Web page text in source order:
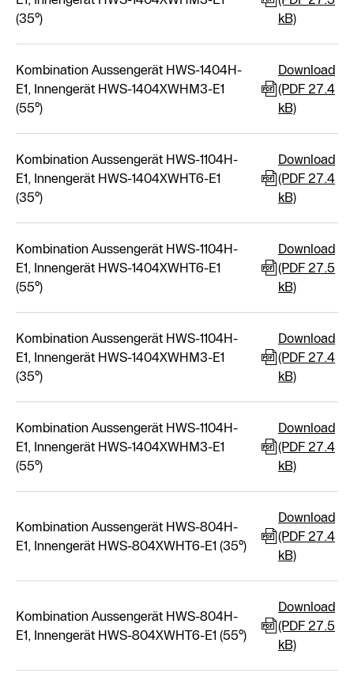
(35°)
kB)
Kombination Aussengerät HWS-1404H-
E1, Innengerät HWS-1404XWHM3-E1
(55°)
Download
(PDF 27.4
kB)
Kombination Aussengerät HWS-1104H-
E1, Innengerät HWS-1404XWHT6-E1
(35°)
Download
(PDF 27.4
kB)
Kombination Aussengerät HWS-1104H-
E1, Innengerät HWS-1404XWHT6-E1
(55°)
Download
(PDF 27.5
kB)
Kombination Aussengerät HWS-1104H-
E1, Innengerät HWS-1404XWHM3-E1
(35°)
Download
(PDF 27.4
kB)
Kombination Aussengerät HWS-1104H-
E1, Innengerät HWS-1404XWHM3-E1
(55°)
Download
(PDF 27.4
kB)
Kombination Aussengerät HWS-804H-
E1, Innengerät HWS-804XWHT6-E1 (35°)
Download
(PDF 27.4
kB)
Kombination Aussengerät HWS-804H-
E1, Innengerät HWS-804XWHT6-E1 (55°)
Download
(PDF 27.5
kB)